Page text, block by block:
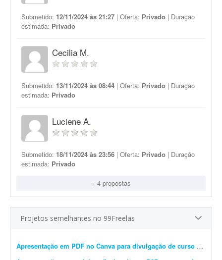
Submetido: 12/11/2024 às 21:27 | Oferta: Privado | Duração
estimada: Privado
Cecilia M.
Submetido: 13/11/2024 às 08:44 | Oferta: Privado | Duração
estimada: Privado
Luciene A.
Submetido: 18/11/2024 às 23:56 | Oferta: Privado | Duração
estimada: Privado
+ 4 propostas
Projetos semelhantes no 99Freelas
Apresentação em PDF no Canva para divulgação de curso de estética